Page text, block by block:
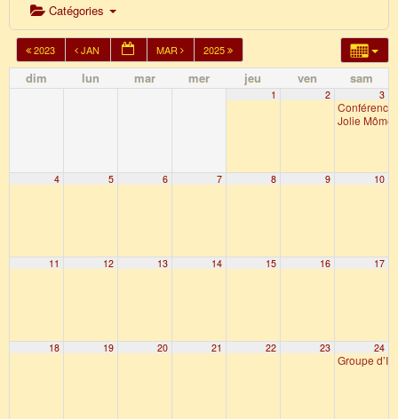
Catégories
2023 JAN MAR 2025
dim lun mar mer jeu ven sam
1 2 3
Conférence
Jolie Môme
4 5 6 7 8 9 10
11 12 13 14 15 16 17
18 19 20 21 22 23 24
Groupe